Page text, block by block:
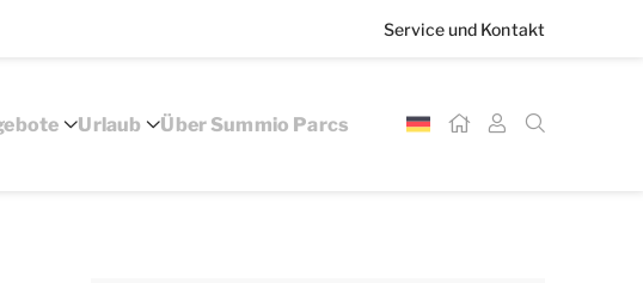
Service und Kontakt
Urlaub Über Summio Parcs